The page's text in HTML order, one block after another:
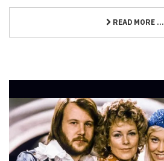
READ MORE ...